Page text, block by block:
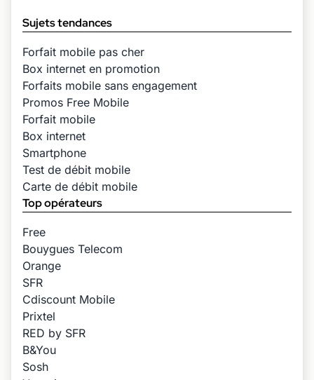
Sujets tendances
Forfait mobile pas cher
Box internet en promotion
Forfaits mobile sans engagement
Promos Free Mobile
Forfait mobile
Box internet
Smartphone
Test de débit mobile
Carte de débit mobile
Top opérateurs
Free
Bouygues Telecom
Orange
SFR
Cdiscount Mobile
Prixtel
RED by SFR
B&You
Sosh